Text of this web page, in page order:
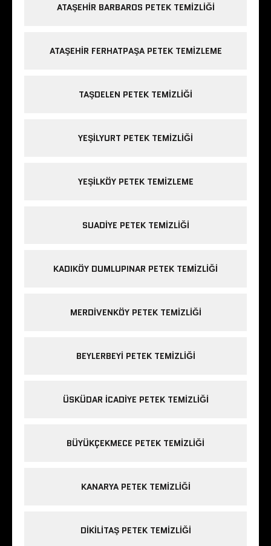
ATAŞEHIR BARBAROS PETEK TEMIZLIĞI
ATAŞEHIR FERHATPAŞA PETEK TEMIZLEME
TAŞDELEN PETEK TEMIZLIĞI
YEŞILYURT PETEK TEMIZLIĞI
YEŞILKÖY PETEK TEMIZLEME
SUADIYE PETEK TEMIZLIĞI
KADIKÖY DUMLUPINAR PETEK TEMIZLIĞI
MERDIVENKÖY PETEK TEMIZLIĞI
BEYLERBEYI PETEK TEMIZLIĞI
ÜSKÜDAR ICADIYE PETEK TEMIZLIĞI
BÜYÜKÇEKMECE PETEK TEMIZLIĞI
KANARYA PETEK TEMIZLIĞI
DIKILITAŞ PETEK TEMIZLIĞI